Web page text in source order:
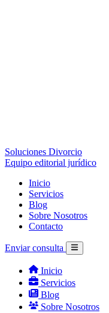
Soluciones Divorcio
Equipo editorial jurídico
Inicio
Servicios
Blog
Sobre Nosotros
Contacto
Enviar consulta
Inicio
Servicios
Blog
Sobre Nosotros